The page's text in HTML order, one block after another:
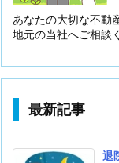
あなたの大切な不動
地元の当社へご相談
最新記事
退